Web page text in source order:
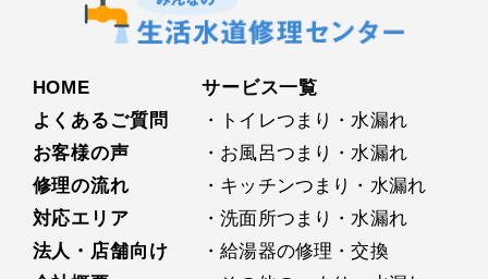
HOME
よくあるご質問
お客様の声
修理の流れ
対応エリア
法人・店舗向け
サービス⼀覧
・トイレつまり・水漏れ
・お⾵呂つまり・水漏れ
・キッチンつまり・水漏れ
・洗⾯所つまり・水漏れ
・給湯器の修理・交換